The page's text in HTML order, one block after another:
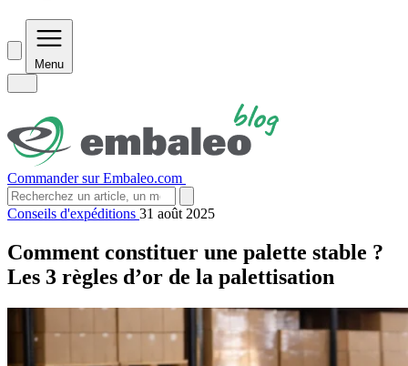
Menu
Commander sur Embaleo.com
Conseils d'expéditions 31 août 2025
Comment constituer une palette stable ?
Les 3 règles d’or de la palettisation